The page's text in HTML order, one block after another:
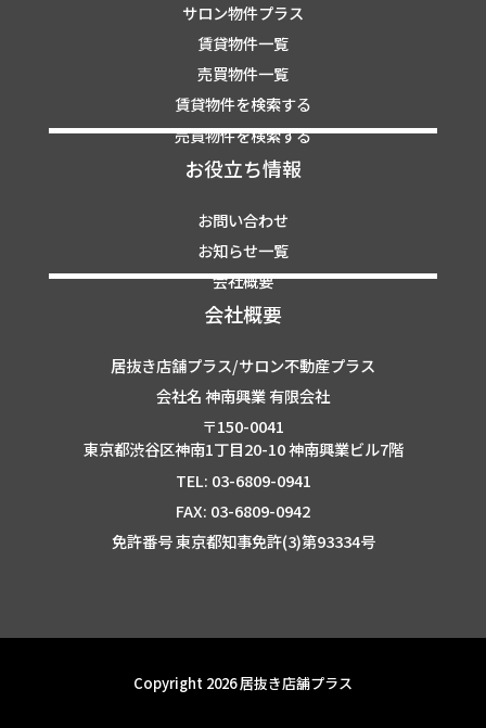
サロン物件プラス
賃貸物件一覧
売買物件一覧
賃貸物件を検索する
売買物件を検索する
お役立ち情報
お問い合わせ
お知らせ一覧
会社概要
会社概要
居抜き店舗プラス/サロン不動産プラス
会社名 神南興業 有限会社
〒150-0041
東京都渋谷区神南1丁目20-10 神南興業ビル7階
TEL: 03-6809-0941
FAX: 03-6809-0942
免許番号 東京都知事免許(3)第93334号
Copyright 2026 居抜き店舗プラス